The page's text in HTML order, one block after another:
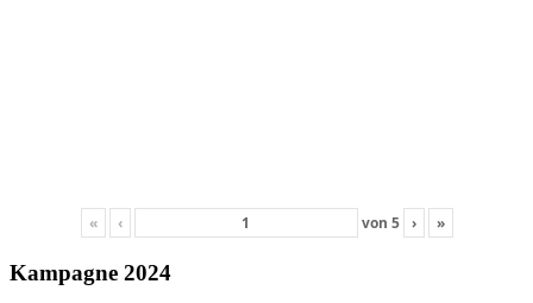
« ‹ von 5 › »
Kampagne 2024